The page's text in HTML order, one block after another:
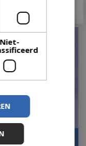
pot vintage gold
Niet-